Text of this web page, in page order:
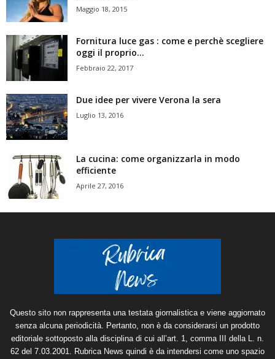
Maggio 18, 2015
Fornitura luce gas : come e perchè scegliere
oggi il proprio...
Febbraio 22, 2017
Due idee per vivere Verona la sera
Luglio 13, 2016
La cucina: come organizzarla in modo
efficiente
Aprile 27, 2016
Questo sito non rappresenta una testata giornalistica e viene aggiornato
senza alcuna periodicità. Pertanto, non è da considerarsi un prodotto
editoriale sottoposto alla disciplina di cui all’art. 1, comma III della L. n.
62 del 7.03.2001. Rubrica News quindi è da intendersi come uno spazio